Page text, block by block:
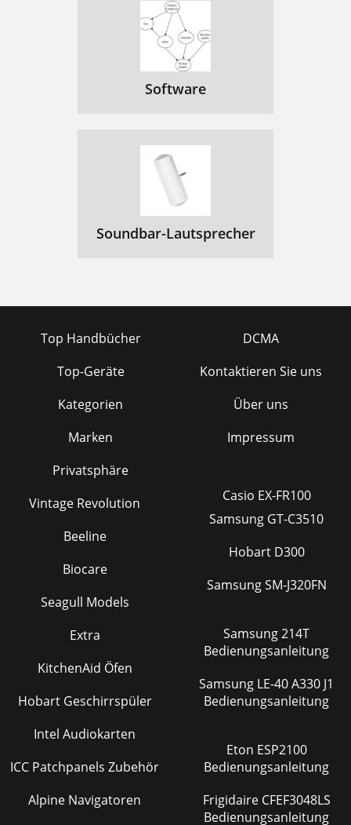
Software
Soundbar-Lautsprecher
Top Handbücher
Top-Geräte
Kategorien
Marken
Privatsphäre
DCMA
Kontaktieren Sie uns
Über uns
Impressum
Vintage Revolution
Beeline
Biocare
Seagull Models
Extra
KitchenAid Öfen
Hobart Geschirrspüler
Intel Audiokarten
ICC Patchpanels Zubehör
Alpine Navigatoren
Casio EX-FR100
Samsung GT-C3510
Hobart D300
Samsung SM-J320FN
Samsung 214T
Bedienungsanleitung
Samsung LE-40 A330 J1
Bedienungsanleitung
Eton ESP2100
Bedienungsanleitung
Frigidaire CFEF3048LS
Bedienungsanleitung